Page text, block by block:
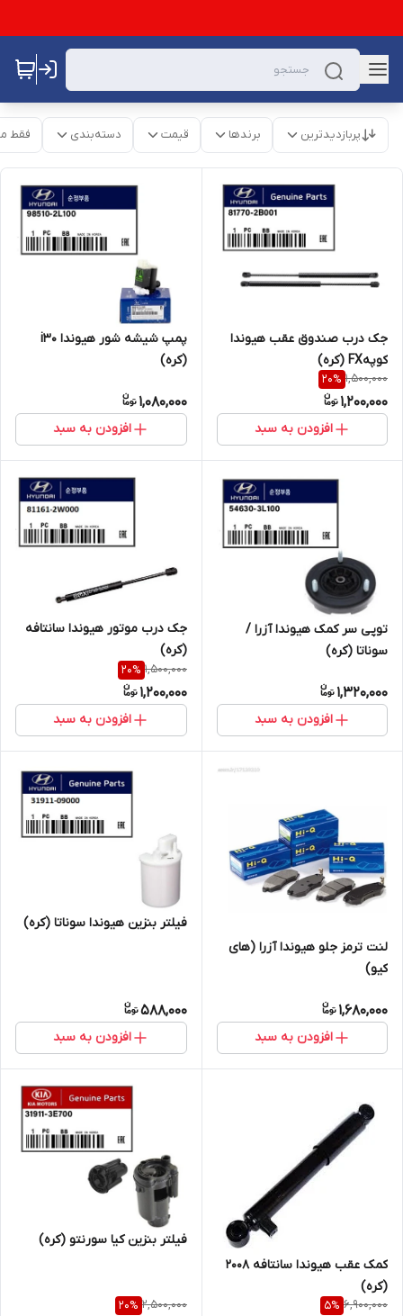
پربازدیدترین برندها قیمت دسته‌بندی فقط
جک درب صندوق عقب هیوندا
کوپهFX (کره)
1,500,000
20%
1,200,000
افزودن به سبد
پمپ شیشه شور هیوندا i30
(کره)
1,080,000
افزودن به سبد
توپی سر کمک هیوندا آزرا /
سوناتا (کره)
1,320,000
افزودن به سبد
جک درب موتور هیوندا سانتافه
(کره)
1,500,000
20%
1,200,000
افزودن به سبد
لنت ترمز جلو هیوندا آزرا (های
کیو)
1,680,000
افزودن به سبد
فیلتر بنزین هیوندا سوناتا (کره)
588,000
افزودن به سبد
کمک عقب هیوندا سانتافه 2008
(کره)
6,900,000
5%
فیلتر بنزین کیا سورنتو (کره)
2,500,000
20%